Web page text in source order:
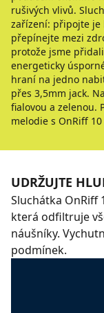
rušivých vlivů.
zařízení: připojte je
přepínejte mezi
protože jsme
energeticky
hraní na jedno
přes 3,5mm jack.
fialovou a zelenou.
melodie s OnRiff
UDRŽUJTE
Sluchátka OnRiff
která odfiltruje
náušníky.
podmínek.